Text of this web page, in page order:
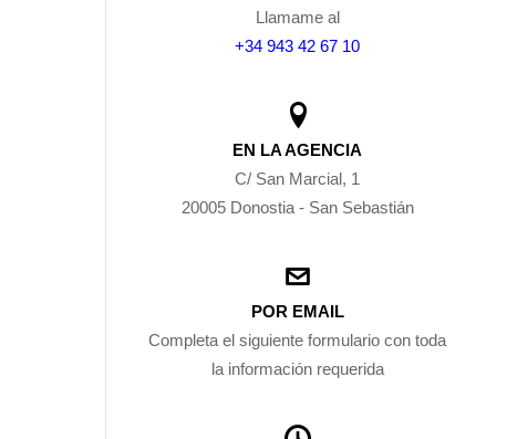
Llamame al
+34 943 42 67 10
EN LA AGENCIA
C/ San Marcial, 1
20005 Donostia - San Sebastián
POR EMAIL
Completa el siguiente formulario con toda
la información requerida